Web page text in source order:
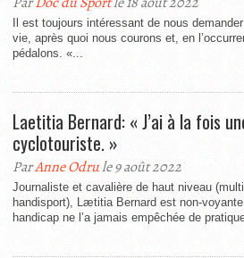
Il est toujours intéressant de nous
vie, après quoi nous courons et, en
pédalons. «...
Laetitia Bernard: « J’ai à la fois
cyclotouriste. »
ParAnne Odrule 9 août 2022
Journaliste et cavalière de haut niveau
handisport), Lætitia Bernard est non-
handicap ne l’a jamais empêchée de